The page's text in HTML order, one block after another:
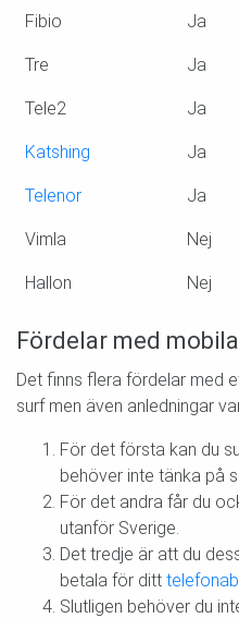
Fibio Ja
Tre Ja
Tele2 Ja
Katshing Ja
Telenor Ja
Vimla Nej
Hallon Nej
Fördelar med
Det finns flera fördelar med
surf men även anledningar
För det första kan du
behöver inte tänka på
För det andra får du
utanför Sverige.
Det tredje är att du
betala för ditt
Slutligen behöver du